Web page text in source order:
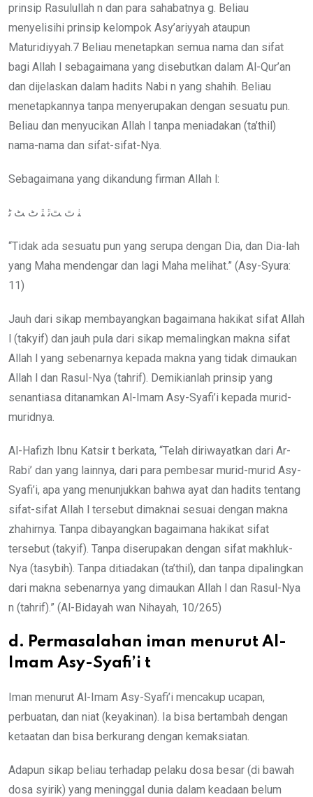
prinsip Rasulullah n dan para sahabatnya g. Beliau
menyelisihi prinsip kelompok Asy’ariyyah ataupun
Maturidiyyah.7 Beliau menetapkan semua nama dan sifat
bagi Allah l sebagaimana yang disebutkan dalam Al-Qur’an
dan dijelaskan dalam hadits Nabi n yang shahih. Beliau
menetapkannya tanpa menyerupakan dengan sesuatu pun.
Beliau dan menyucikan Allah l tanpa meniadakan (ta’thil)
nama-nama dan sifat-sifat-Nya.
Sebagaimana yang dikandung firman Allah l:
ﭡ ﭢ ﭣﭤ ﭥ ﭦ ﭧ ﭨ
“Tidak ada sesuatu pun yang serupa dengan Dia, dan Dia-lah
yang Maha mendengar dan lagi Maha melihat.” (Asy-Syura:
11)
Jauh dari sikap membayangkan bagaimana hakikat sifat Allah
l (takyif) dan jauh pula dari sikap memalingkan makna sifat
Allah l yang sebenarnya kepada makna yang tidak dimaukan
Allah l dan Rasul-Nya (tahrif). Demikianlah prinsip yang
senantiasa ditanamkan Al-Imam Asy-Syafi’i kepada murid-
muridnya.
Al-Hafizh Ibnu Katsir t berkata, “Telah diriwayatkan dari Ar-
Rabi’ dan yang lainnya, dari para pembesar murid-murid Asy-
Syafi’i, apa yang menunjukkan bahwa ayat dan hadits tentang
sifat-sifat Allah l tersebut dimaknai sesuai dengan makna
zhahirnya. Tanpa dibayangkan bagaimana hakikat sifat
tersebut (takyif). Tanpa diserupakan dengan sifat makhluk-
Nya (tasybih). Tanpa ditiadakan (ta’thil), dan tanpa dipalingkan
dari makna sebenarnya yang dimaukan Allah l dan Rasul-Nya
n (tahrif).” (Al-Bidayah wan Nihayah, 10/265)
d. Permasalahan iman menurut Al-
Imam Asy-Syafi’i t
Iman menurut Al-Imam Asy-Syafi’i mencakup ucapan,
perbuatan, dan niat (keyakinan). Ia bisa bertambah dengan
ketaatan dan bisa berkurang dengan kemaksiatan.
Adapun sikap beliau terhadap pelaku dosa besar (di bawah
dosa syirik) yang meninggal dunia dalam keadaan belum